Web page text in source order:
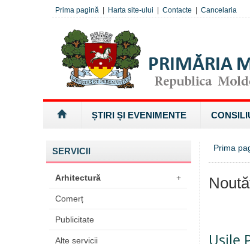
Prima pagină Harta site-ului Contacte Cancelaria
ȘTIRI ȘI EVENIMENTE
SERVICII
Arhitectură +
Comerț
Publicitate
Alte servicii
Prima
Ușile